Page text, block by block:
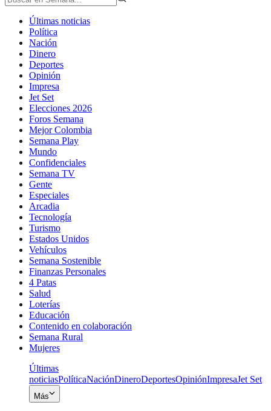
Últimas noticias
Política
Nación
Dinero
Deportes
Opinión
Impresa
Jet Set
Elecciones 2026
Foros Semana
Mejor Colombia
Semana Play
Mundo
Confidenciales
Semana TV
Gente
Especiales
Arcadia
Tecnología
Turismo
Estados Unidos
Vehículos
Semana Sostenible
Finanzas Personales
4 Patas
Salud
Loterías
Educación
Contenido en colaboración
Semana Rural
Mujeres
Últimas
noticiasPolíticaNaciónDineroDeportesOpiniónImpresaJet Set
Más